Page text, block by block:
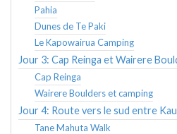
Pahia
Dunes de Te Paki
Le Kapowairua Camping
Jour 3: Cap Reinga et Wairere
Cap Reinga
Wairere Boulders et camping
Jour 4: Route vers le sud entre
Tane Mahuta Walk